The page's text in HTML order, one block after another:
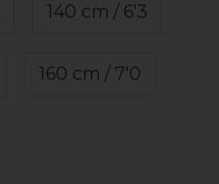
140 cm / 6'3
160 cm / 7'0